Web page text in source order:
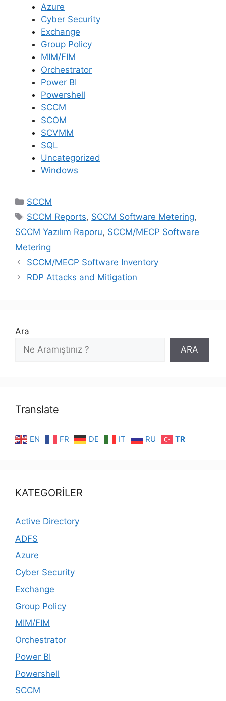
Azure
Cyber Security
Exchange
Group Policy
MIM/FIM
Orchestrator
Power BI
Powershell
SCCM
SCOM
SCVMM
SQL
Uncategorized
Windows
Kategoriler
SCCM
Etiketler
SCCM Reports, SCCM Software Metering,
SCCM Yazılım Raporu, SCCM/MECP Software
Metering
SCCM/MECP Software Inventory
RDP Attacks and Mitigation
Ara
ARA
Translate
EN FR DE IT RU TR
KATEGORİLER
Active Directory
ADFS
Azure
Cyber Security
Exchange
Group Policy
MIM/FIM
Orchestrator
Power BI
Powershell
SCCM